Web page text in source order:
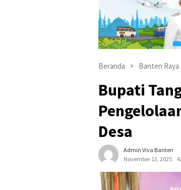
Beranda Banten Raya
Bupati
Desa
Admin Viva Banten
November 13, 2025